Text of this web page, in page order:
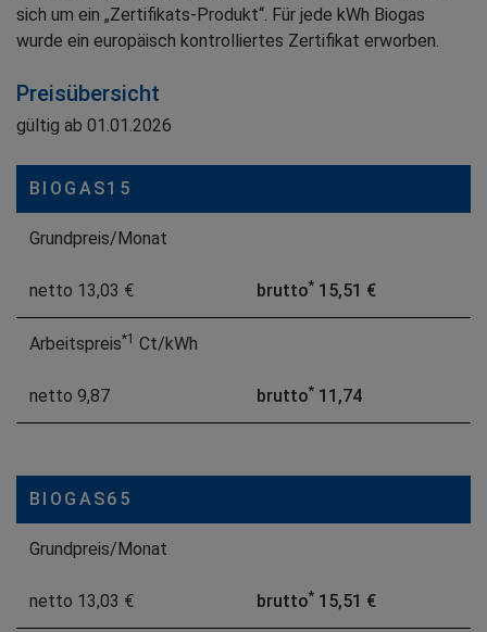
sich um ein „Zertifikats-Produkt“. Für jede kWh Biogas
wurde ein europäisch kontrolliertes Zertifikat erworben.
Preisübersicht
gültig ab 01.01.2026
BIOGAS15
Grundpreis/Monat
netto 13,03 € brutto* 15,51 €
Arbeitspreis*1 Ct/kWh
netto 9,87 brutto* 11,74
BIOGAS65
Grundpreis/Monat
netto 13,03 € brutto* 15,51 €